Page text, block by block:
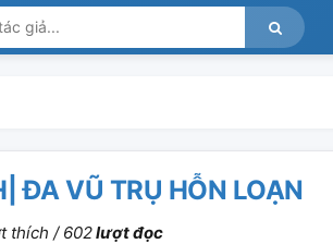
ĐA VŨ TRỤ HỖN LOẠN
thích / 602lượt đọc